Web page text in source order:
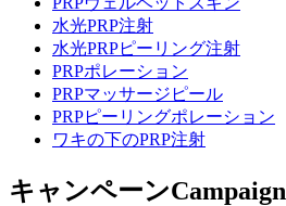
水光PRP注射
水光PRPピーリング注射
PRPポレーション
PRPマッサージピール
PRPピーリングポレーション
ワキの下のPRP注射
キャンペーンCampaign